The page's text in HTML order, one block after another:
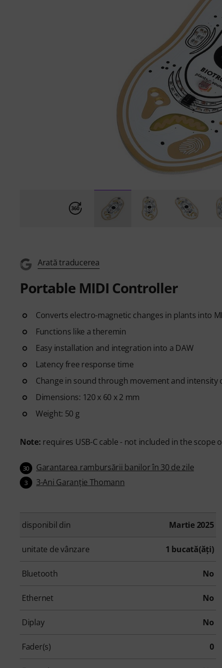
Arată traducerea
Portable MIDI Controller
Converts electro-magnetic changes in plants into
Functions like a theremin
Easy installation and integration into a DAW
Latency free response time
Change in sound through movement and intensity
Dimensions: 120 x 60 x 2 mm
Weight: 50 g
Note: requires USB-C cable - not included in the scope
30 Garantarea rambursării banilor în 30 de zile
3 3-Ani Garanţie Thomann
disponibil din Martie 2025
unitate de vânzare 1 bucată(ăţi)
Bluetooth No
Ethernet No
Diplay No
Fader(s) 0